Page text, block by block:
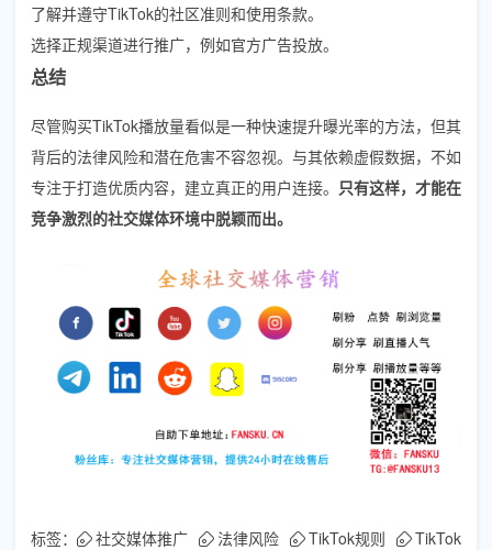
了解并遵守TikTok的社区准则和使用条款。
选择正规渠道进行推广，例如官方广告投放。
总结
尽管购买TikTok播放量看似是一种快速提升曝光率的方法，但其
背后的法律风险和潜在危害不容忽视。与其依赖虚假数据，不如
专注于打造优质内容，建立真正的用户连接。 只有这样，才能在
竞争激烈的社交媒体环境中脱颖而出。
标签： 社交媒体推广 法律风险 TikTok规则
TikTok